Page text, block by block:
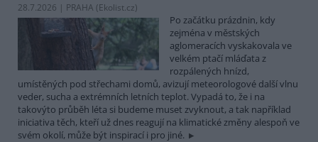
28.7.2026 | PRAHA (Ekolist.cz)
Po začátku prázdnin, kdy
zejména v městských
aglomeracích vyskakovala ve
velkém ptačí mláďata z
rozpálených hnízd,
umístěných pod střechami domů, avizují meteorologové další vlnu
veder, sucha a extrémních letních teplot. Vypadá to, že i na
takovýto průběh léta si budeme muset zvyknout, a tak například
iniciativa těch, kteří už dnes reagují na klimatické změny alespoň ve
svém okolí, může být inspirací i pro jiné.